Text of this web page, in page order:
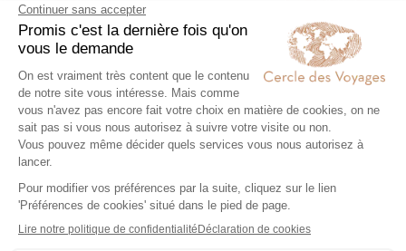
Un voyage à Cordoue à la
rencontre d’un
patrimoine unique
Ils sont bien trop nombreux pour être tous